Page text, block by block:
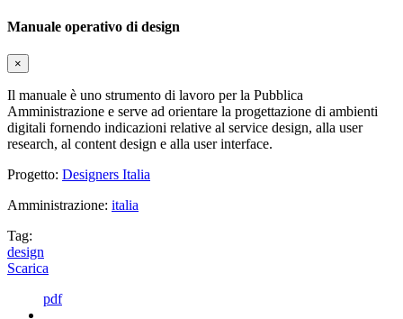
Manuale operativo di design
×
Il manuale è uno strumento di lavoro per la Pubblica
Amministrazione e serve ad orientare la progettazione di ambienti
digitali fornendo indicazioni relative al service design, alla user
research, al content design e alla user interface.
Progetto: Designers Italia
Amministrazione: italia
Tag:
design
Scarica
pdf